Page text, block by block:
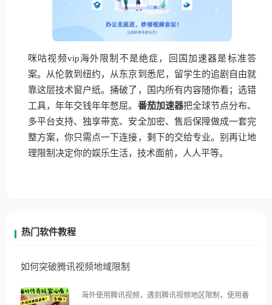
咪咕视频vip海外限制不是绝症，回国加速器是标准答
案。从伦敦到纽约，从东京到悉尼，留学生的追剧自由就
靠这层技术窗户纸。捅破了，国内所有内容随你看；选错
工具，年年交钱年年憋屈。 番茄加速器把全球节点分布、
多平台支持、独享带宽、安全加密、售后保障做成一套完
整方案，你只需点一下连接，剩下的交给专业。别再让地
理限制决定你的娱乐生活，技术面前，人人平等。
热门软件教程
如何突破腾讯视频地域限制
海外使用腾讯视频，遇到腾讯视频地区限制，使用番